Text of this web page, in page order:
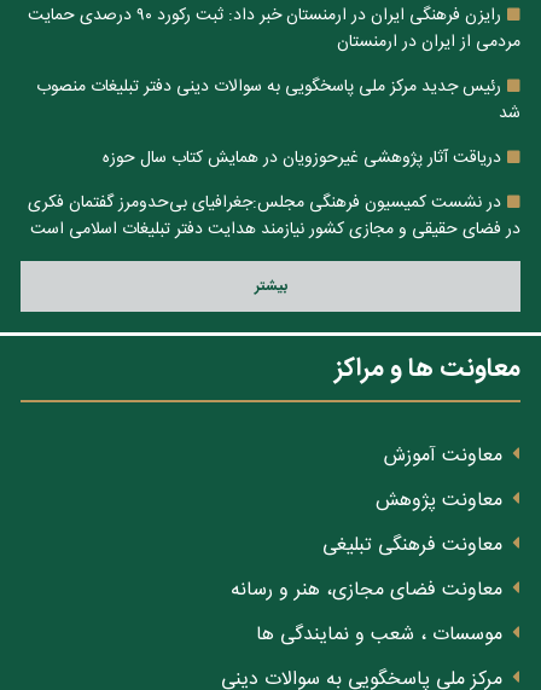
رایزن فرهنگی ایران در ارمنستان خبر داد: ثبت رکورد ۹۰ درصدی حمایت
مردمی از ایران در ارمنستان
رئیس جدید مرکز ملی پاسخگویی به سوالات دینی دفتر تبلیغات منصوب
شد
دریاقت آثار پژوهشی غیرحوزویان در همایش کتاب سال حوزه
در نشست کمیسیون فرهنگی مجلس:جغرافیای بی‌حدومرز گفتمان فکری
در فضای حقیقی و مجازی کشور نیازمند هدایت دفتر تبلیغات اسلامی است
بيشتر
معاونت ها و مراکز
معاونت آموزش
معاونت پژوهش
معاونت فرهنگی تبلیغی
معاونت فضای مجازی، هنر و رسانه
موسسات ، شعب و نمایندگی ها
مرکز ملی پاسخگویی به سوالات دینی